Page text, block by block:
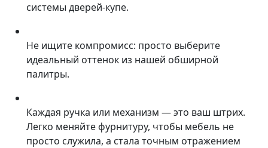
системы дверей-купе.
Не ищите компромисс: просто выберите
идеальный оттенок из нашей обширной
палитры.
Каждая ручка или механизм — это ваш штрих.
Легко меняйте фурнитуру, чтобы мебель не
просто служила, а стала точным отражением